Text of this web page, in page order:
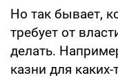
Но так бывает,
требует от
делать.
казни для